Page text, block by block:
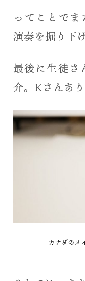
ってことでま
演奏を掘り下
最後に生徒さ
介。Kさんあ
カナダのメ